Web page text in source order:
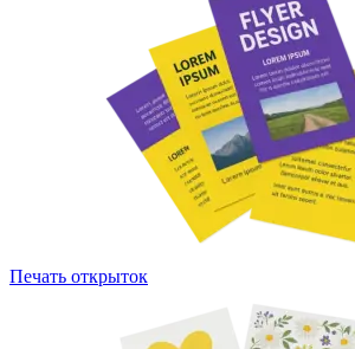
Печать открыток